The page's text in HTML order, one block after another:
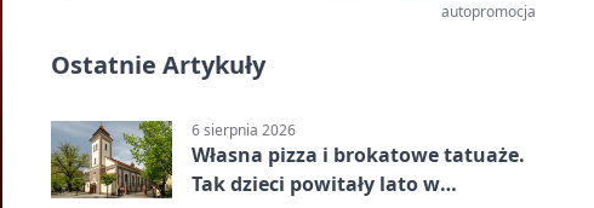
autopromocja
Ostatnie Artykuły
6 sierpnia 2026
Własna pizza i brokatowe tatuaże.
Tak dzieci powitały lato w